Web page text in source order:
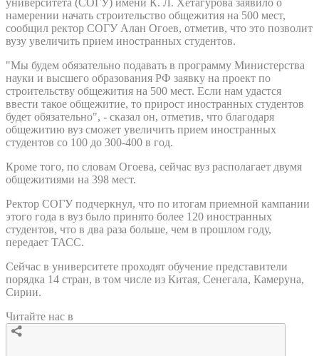
намерении начать строительство общежития на 500 мест,
сообщил ректор СОГУ Алан Огоев, отметив, что это позволит
вузу увеличить прием иностранных студентов.
"Мы будем обязательно подавать в программу Министерства
науки и высшего образования РФ заявку на проект по
строительству общежития на 500 мест. Если нам удастся
ввести такое общежитие, то прирост иностранных студентов
будет обязательно", - сказал он, отметив, что благодаря
общежитию вуз сможет увеличить прием иностранных
студентов со 100 до 300-400 в год.
Кроме того, по словам Огоева, сейчас вуз располагает двумя
общежитиями на 398 мест.
Ректор СОГУ подчеркнул, что по итогам приемной кампании
этого года в вуз было принято более 120 иностранных
студентов, что в два раза больше, чем в прошлом году,
передает ТАСС.
Сейчас в университете проходят обучение представители
порядка 14 стран, в том числе из Китая, Сенегала, Камеруна,
Сирии.
Читайте нас в